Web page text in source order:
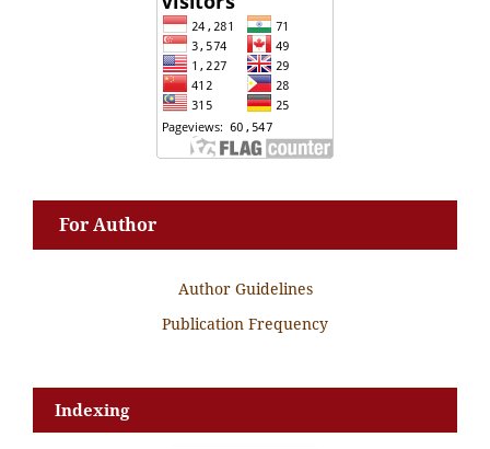
For Author
Author Guidelines
Publication Frequency
Indexing